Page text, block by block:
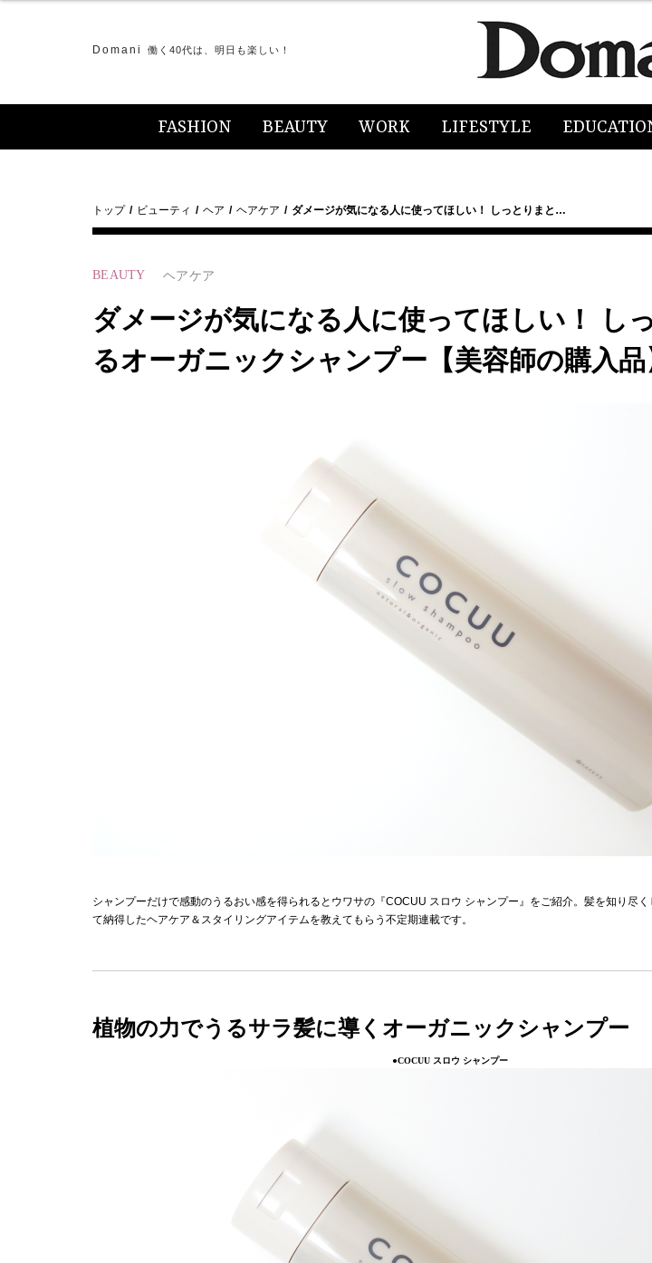
Domani 働く40代は、明日も楽しい！
FASHION BEAUTY WORK LIFESTYLE
トップ ビューティ ヘア ヘアケア ダメージが気になる人に使ってほしい！ しっとりまと…
BEAUTY ヘアケア
ダメージが気になる人に使ってほしい！ し
るオーガニックシャンプー【美容師の購入品
シャンプーだけで感動のうるおい感を得られるとウワサの『COCUU スロウ シャンプー』をご紹介。髪を知り尽
て納得したヘアケア＆スタイリングアイテムを教えてもらう不定期連載です。
植物の力でうるサラ髪に導くオーガニックシャンプー
●COCUU スロウ シャンプー